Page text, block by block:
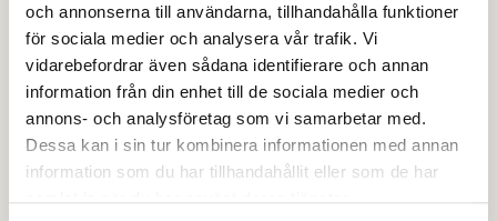
och annonserna till användarna, tillhandahålla funktioner
för sociala medier och analysera vår trafik. Vi
vidarebefordrar även sådana identifierare och annan
information från din enhet till de sociala medier och
annons- och analysföretag som vi samarbetar med.
Dessa kan i sin tur kombinera informationen med annan
information som du har tillhandahållit eller som de har
samlat in när du har använt deras tjänster.